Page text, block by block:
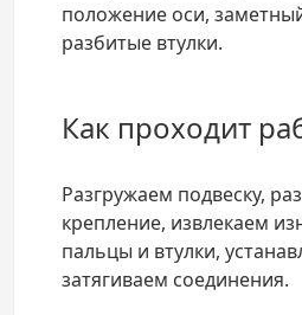
положение оси,
разбитые втулки.
Как проходит
Разгружаем подвеску,
крепление, извлекаем
пальцы и втулки,
затягиваем соединения.